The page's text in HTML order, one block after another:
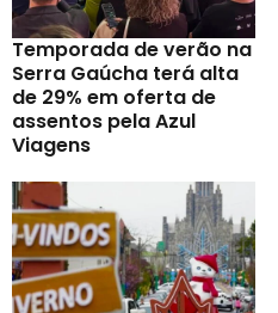
Temporada de verão na
Serra Gaúcha terá alta
de 29% em oferta de
assentos pela Azul
Viagens